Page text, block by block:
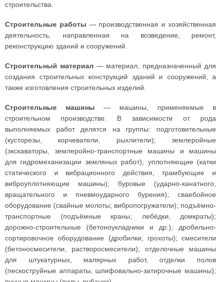
строительства.
Строительные работы — производственная и хозяйственная
деятельность, направленная на возведение, ремонт,
реконструкцию зданий и сооружений.
Строительный материал — материал, предназначенный для
создания строительных конструкций зданий и сооружений, а
также изготовления строительных изделий.
Строительные машины — машины, применяемые в
строительном производстве. В зависимости от рода
выполняемых работ делятся на группы: подготовительные
(кусторезы, корчеватели, рыхлители); землеройные
(экскаваторы, землеройно-транспортные машины и машины
для гидромеханизации земляных работ); уплотняющие (катки
статического и вибрационного действия, трамбующие и
виброуплотняющие машины); буровые (ударно-канатного,
вращательного и пневмоударного бурения); сваебойное
оборудование (свайные молоты; вибропогружатели); подъёмно-
транспортные (подъёмные краны, лебёдки, домкраты);
дорожно-строительные (бетоноукладчики и др.); дробильно-
сортировочное оборудование (дробилки, грохоты); смесители
(бетоносмесители, растворосмесители); отделочные машины
для штукатурных, малярных работ, отделки полов
(пескоструйные аппараты, шлифовально-затирочные машины);